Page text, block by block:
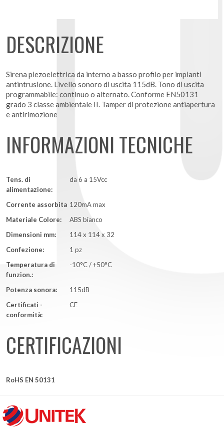
DESCRIZIONE
Sirena piezoelettrica da interno a basso profilo per impianti
antintrusione. Livello sonoro di uscita 115dB. Tono di uscita
programmabile: continuo o alternato. Conforme EN50131
grado 3 classe ambientale II. Tamper di protezione antiapertura
e antirimozione
INFORMAZIONI TECNICHE
Tens. di
alimentazione:
da 6 a 15Vcc
Corrente assorbita 120mA max
Materiale Colore:
ABS bianco
Dimensioni mm:
114 x 114 x 32
Confezione:
1 pz
Temperatura di
funzion.:
-10°C / +50°C
Potenza sonora:
115dB
Certificati -
conformità:
CE
CERTIFICAZIONI
RoHS EN 50131